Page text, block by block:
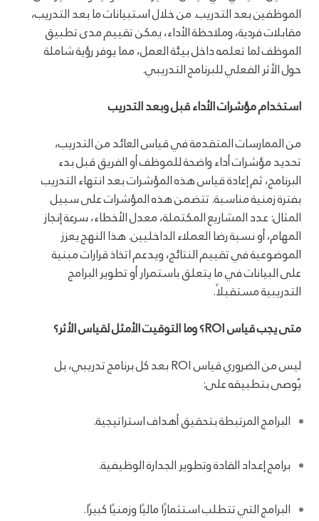
الموظفين بعد التدريب. من خلال استبيانات ما بعد التدريب،
مقابلات فردية، وملاحظة الأداء، يمكن تقييم مدى تطبيق
الموظف لما تعلمه داخل بيئة العمل، مما يوفر رؤية شاملة
حول الأثر الفعلي للبرنامج التدريبي.
استخدام مؤشرات الأداء قبل وبعد التدريب
من الممارسات المتقدمة في قياس العائد من التدريب،
تحديد مؤشرات أداء واضحة للموظف أو الفريق قبل بدء
البرنامج، ثم إعادة قياس هذه المؤشرات بعد انتهاء التدريب
بفترة زمنية مناسبة. تتضمن هذه المؤشرات على سبيل
المثال: عدد المشاريع المكتملة، معدل الأخطاء، سرعة إنجاز
المهام، أو نسبة رضا العملاء الداخليين. هذا النهج يعزز
الموضوعية في تقييم النتائج، ويدعم اتخاذ قرارات مبنية
على البيانات في ما يتعلق باستمرار أو تطوير البرامج
التدريبية مستقبلاً.
متى يجب قياس ROI؟ وما التوقيت الأمثل لقياس الأثر؟
ليس من الضروري قياس ROI بعد كل برنامج تدريبي، بل
يُوصى بتطبيقه على:
البرامج المرتبطة بتحقيق أهداف استراتيجية.
برامج إعداد القادة وتطوير الجدارة الوظيفية.
البرامج التي تتطلب استثمارًا ماليًا وزمنيًا كبيرًا.